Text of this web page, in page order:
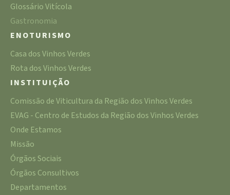
Glossário Vitícola
Gastronomia
ENOTURISMO
Casa dos Vinhos Verdes
Rota dos Vinhos Verdes
INSTITUIÇÃO
Comissão de Viticultura da Região dos Vinhos Verdes
EVAG - Centro de Estudos da Região dos Vinhos Verdes
Onde Estamos
Missão
Órgãos Sociais
Órgãos Consultivos
Departamentos